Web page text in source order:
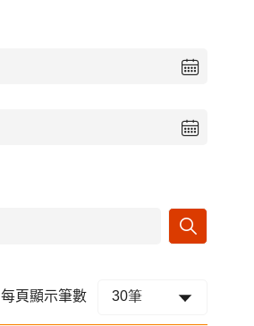
每頁顯示筆數